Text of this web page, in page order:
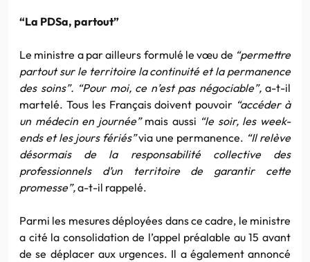
“La PDSa, partout”
Le ministre a par ailleurs formulé le vœu de “permettre
partout sur le territoire la continuité et la permanence
des soins”. “Pour moi, ce n’est pas négociable”, a-t-il
martelé. Tous les Français doivent pouvoir “accéder à
un médecin en journée” mais aussi “le soir, les week-
ends et les jours fériés”via une permanence. “Il relève
désormais de la responsabilité collective des
professionnels d’un territoire de garantir cette
promesse”,a-t-il rappelé.
Parmi les mesures déployées dans ce cadre, le ministre
a cité la consolidation de l’appel préalable au 15 avant
de se déplacer aux urgences. Il a également annoncé